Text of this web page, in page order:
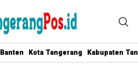
Banten Kota Tangerang Kabupaten